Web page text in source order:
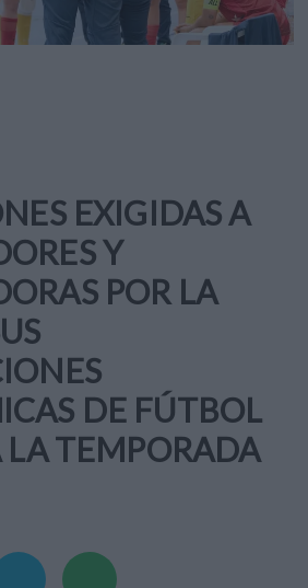
EXIGIDAS A
Y
POR LA
DE FÚTBOL
LA TEMPORADA